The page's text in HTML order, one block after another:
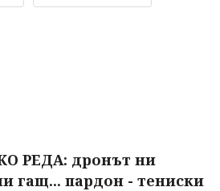
РЕДА: дронът ни
гащ... пардон - тениски